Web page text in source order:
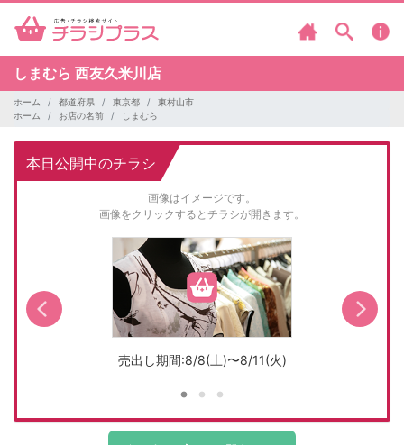
しまむら 西友久米川店
ホーム 都道府県 東京都
東村山市
ホーム
お店の名前 しまむら
本日公開中のチラシ
画像はイメージです。
画像をクリックするとチラシが開きます。
売出し期間:8/8(土)〜8/11(火)